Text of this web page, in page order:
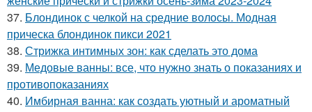
37. Блондинок с челкой на средние волосы. Модная
прическа блондинок пикси 2021
38. Стрижка интимных зон: как сделать это дома
39. Медовые ванны: все, что нужно знать о показаниях и
противопоказаниях
40. Имбирная ванна: как создать уютный и ароматный